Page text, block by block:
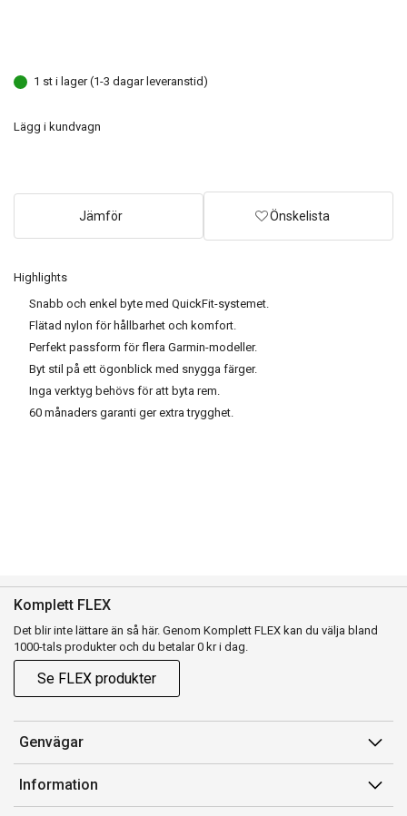
Highlights
Snabb och enkel byte med QuickFit-systemet.
Flätad nylon för hållbarhet och komfort.
Perfekt passform för flera Garmin-modeller.
Byt stil på ett ögonblick med snygga färger.
Inga verktyg behövs för att byta rem.
60 månaders garanti ger extra trygghet.
1 st i lager (1-3 dagar leveranstid)
Lägg i kundvagn
Jämför Önskelista
Komplett FLEX
Det blir inte lättare än så här. Genom Komplett FLEX kan du välja bland
1000-tals produkter och du betalar 0 kr i dag.
Se FLEX produkter
Genvägar
Konto
Orderhistorik
Information